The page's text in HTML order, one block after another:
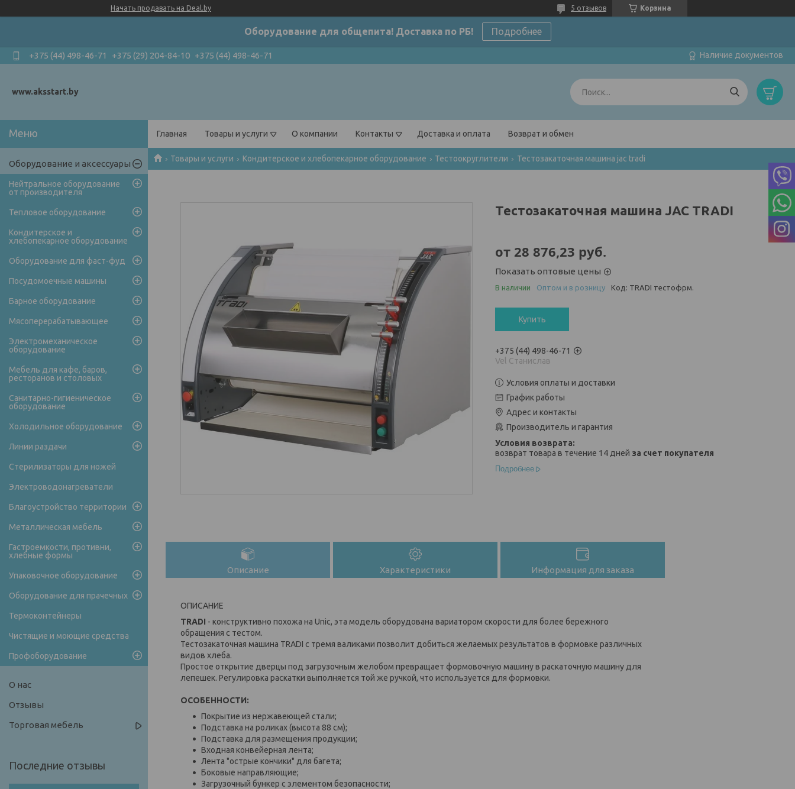
Начать продавать на Deal.by Корзина
5 отзывов
Оборудование для общепита! Доставка по РБ! Подробнее
+375 (44) 498-46-71 +375 (29) 204-84-10 +375 (44) 498-46-71 Наличие документов
www.aksstart.by
Главная Товары и услуги О компании Контакты Доставка и оплата Возврат и обмен
Товары и услуги Кондитерское и хлебопекарное оборудование Тестоокруглители Тестозакаточная машина jac tradi
Тестозакаточная машина JAC TRADI
от 28 876,23 руб.
Показать оптовые цены
В наличии Оптом и в розницу Код: TRADI тестофрм.
Купить
+375 (44) 498-46-71
Vel Станислав
Условия оплаты и доставки
График работы
Адрес и контакты
Производитель и гарантия
возврат товара в течение 14 дней за счет покупателя
Подробнее
Описание Характеристики Информация для заказа
ОПИСАНИЕ
TRADI - конструктивно похожа на Unic, эта модель оборудована вариатором скорости для более бережного
обращения с тестом.
Тестозакаточная машина TRADI с тремя валиками позволит добиться желаемых результатов в формовке различных
видов хлеба.
Простое открытие дверцы под загрузочным желобом превращает формовочную машину в раскаточную машину для
лепешек. Регулировка раскатки выполняется той же ручкой, что используется для формовки.
ОСОБЕННОСТИ:
Покрытие из нержавеющей стали;
Подставка на роликах (высота 88 см);
Подставка для размещения продукции;
Входная конвейерная лента;
Лента "острые кончики" для багета;
Боковые направляющие;
Загрузочный бункер с элементом безопасности;
Оборудование и аксессуары
Нейтральное оборудование
от производителя
Тепловое оборудование
Кондитерское и
хлебопекарное оборудование
Оборудование для фаст-фуд
Посудомоечные машины
Барное оборудование
Мясоперерабатывающее
Электромеханическое
оборудование
Мебель для кафе, баров,
ресторанов и столовых
Санитарно-гигиеническое
оборудование
Холодильное оборудование
Линии раздачи
Стерилизаторы для ножей
Электроводонагреватели
Благоустройство территории
Металлическая мебель
Гастроемкости, противни,
хлебные формы
Упаковочное оборудование
Оборудование для прачечных
Термоконтейнеры
Чистящие и моющие средства
Профоборудование
О нас
Отзывы
Торговая мебель